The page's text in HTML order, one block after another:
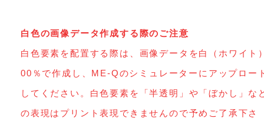
白色の画像データ作成する際のご注意
白色要素を配置する際は、画像データを白（ホワイト
00％で作成し、ME-Qのシミュレーターにアップロー
してください。白色要素を「半透明」や「ぼかし」な
の表現はプリント表現できませんので予めご了承下さ